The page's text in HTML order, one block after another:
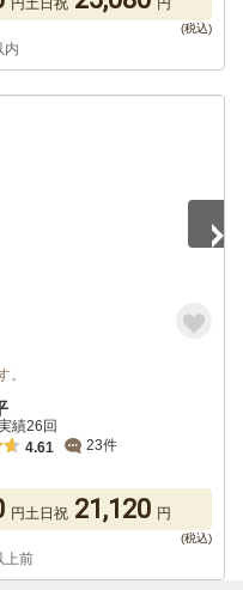
内
。
績26回
4.61
23件
円土日祝 21,120 円
上前